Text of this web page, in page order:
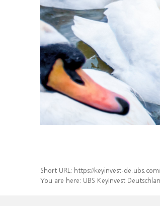
Short URL: https://keyinvest-
You are here: UBS KeyInvest